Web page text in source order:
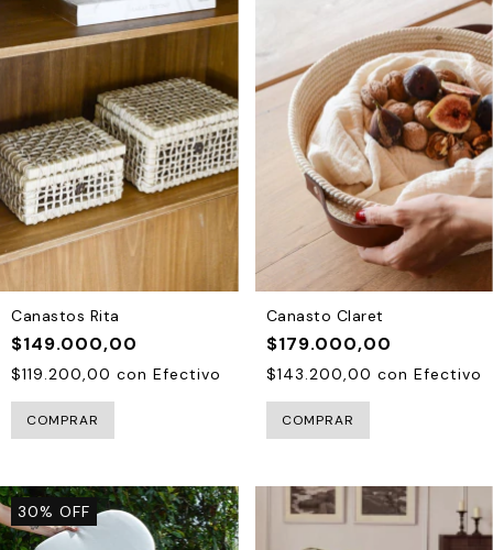
Canastos Rita
$149.000,00
$119.200,00 con Efectivo
COMPRAR
Canasto Claret
$179.000,00
$143.200,00 con Efectivo
30% OFF